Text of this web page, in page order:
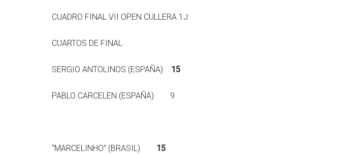
CUADRO FINAL VII OPEN CULLERA 1J:
CUARTOS DE FINAL
SERGIO ANTOLINOS (ESPAÑA) 15
PABLO CARCELEN (ESPAÑA) 9
“MARCELINHO” (BRASIL) 15